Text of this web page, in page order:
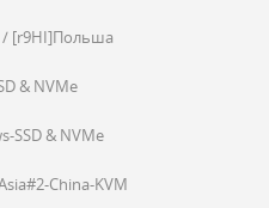
/ [r9HI]Польша
& NVMe
SSD & NVMe
China-KVM